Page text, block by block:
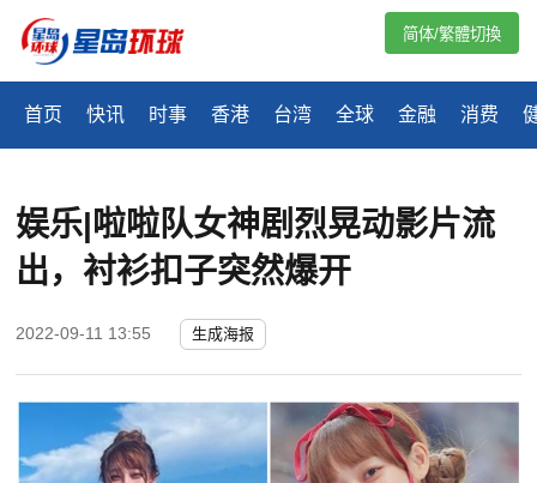
首页 快讯 时事 香港 台湾 全球 金融 消费
简体/繁體切換
娱乐|啦啦队女神剧烈晃动影片流
出，衬衫扣子突然爆开
2022-09-11 13:55 生成海报